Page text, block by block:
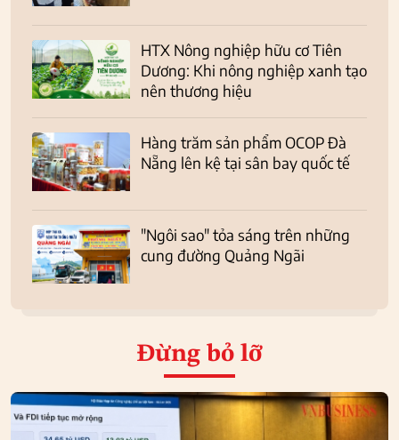
HTX Nông nghiệp hữu cơ Tiên
Dương: Khi nông nghiệp xanh tạo
nên thương hiệu
Hàng trăm sản phẩm OCOP Đà
Nẵng lên kệ tại sân bay quốc tế
"Ngôi sao" tỏa sáng trên những
cung đường Quảng Ngãi
Đừng bỏ lỡ